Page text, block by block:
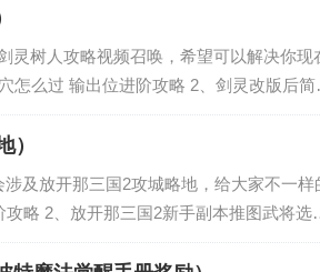
灵树人攻略视频召唤，希望可以解决你现
怎么过 输出位进阶攻略 2、剑灵改版后简
人怎么打 普通树人本剑士主T视角 4、剑
）
及放开那三国2攻城略地，给大家不一样
略 2、放开那三国2新手副本推图武将选
放开那三国2阵容的搭配技巧 5、放开那